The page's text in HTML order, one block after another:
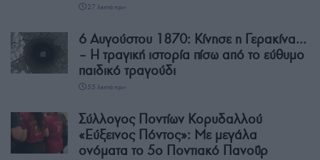
27 λεπτά πριν
6 Αυγούστου 1870: Κίνησε η Γερακίνα…
– Η τραγική ιστορία πίσω από το εύθυμο
παιδικό τραγούδι
55 λεπτά πριν
Σύλλογος Ποντίων Κορυδαλλού
«Εύξεινος Πόντος»: Με μεγάλα
ονόματα το 5ο Ποντιακό Πανοΰρ